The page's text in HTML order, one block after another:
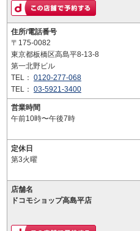
住所/電話番号
〒175-0082
東京都板橋区高島平8-13-8
第一北野ビル
TEL： 0120-277-068
TEL： 03-5921-3400
営業時間
午前10時〜午後7時
定休日
第3火曜
店舗名
ドコモショップ高島平店